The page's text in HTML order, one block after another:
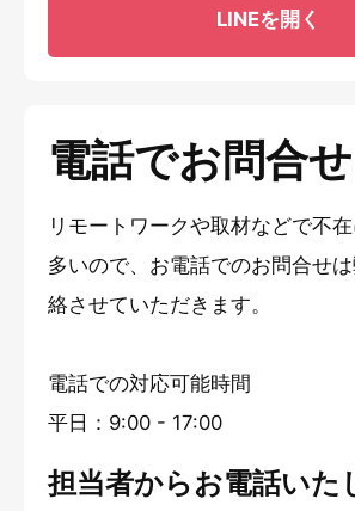
LINEを開く
電話でお問合せ
リモートワークや取材などで不
多いので、お電話でのお問合せ
絡させていただきます。
電話での対応可能時間
平日：9:00 - 17:00
担当者からお電話いた